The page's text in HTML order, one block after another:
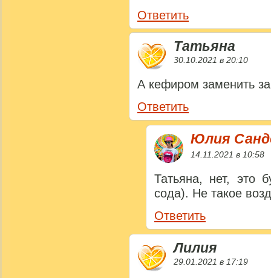
Ответить
Татьяна
30.10.2021 в 20:10
А кефиром заменить
Ответить
Юлия
14.11.2021 в 10:58
Татьяна, нет, это
сода). Не такое
Ответить
Лилия
29.01.2021 в 17:19